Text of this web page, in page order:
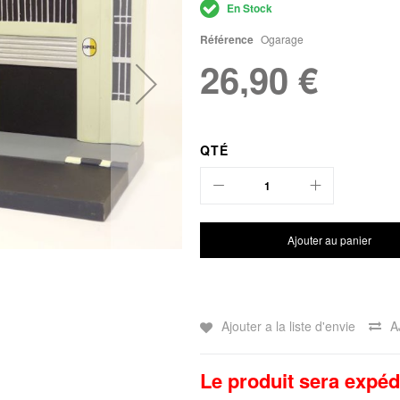
En Stock
Référence Ogarage
26,90 €
QTÉ
Ajouter au panier
Ajouter a la liste d'envie
Le produit sera